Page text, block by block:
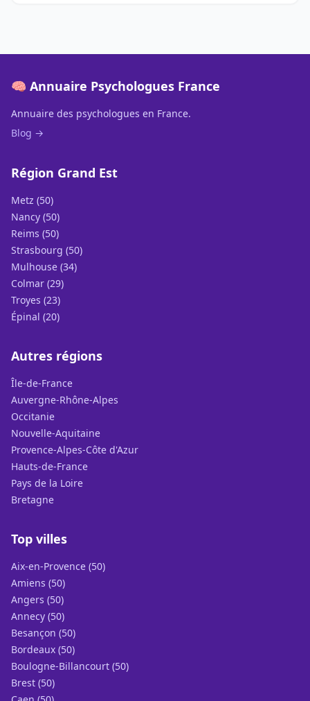
🧠 Annuaire Psychologues France
Annuaire des psychologues en France.
Blog →
Région Grand Est
Metz (50)
Nancy (50)
Reims (50)
Strasbourg (50)
Mulhouse (34)
Colmar (29)
Troyes (23)
Épinal (20)
Autres régions
Île-de-France
Auvergne-Rhône-Alpes
Occitanie
Nouvelle-Aquitaine
Provence-Alpes-Côte d'Azur
Hauts-de-France
Pays de la Loire
Bretagne
Top villes
Aix-en-Provence (50)
Amiens (50)
Angers (50)
Annecy (50)
Besançon (50)
Bordeaux (50)
Boulogne-Billancourt (50)
Brest (50)